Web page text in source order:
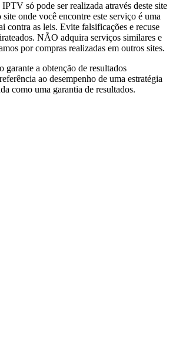
só pode ser realizada através deste site
onde você encontre este serviço é uma
as leis. Evite falsificações e recuse
NÃO adquira serviços similares e
por compras realizadas em outros sites.
garante a obtenção de resultados
ao desempenho de uma estratégia
como uma garantia de resultados.